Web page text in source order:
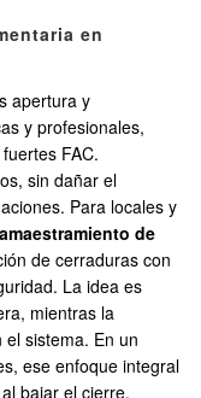
en
apertura y
y profesionales,
FAC.
sin dañar el
Para locales y
amaestramiento de
de cerraduras con
La idea es
mientras la
sistema. En un
ese enfoque integral
bajar el cierre.